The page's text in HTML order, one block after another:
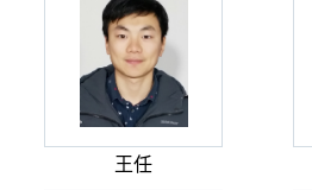
王任